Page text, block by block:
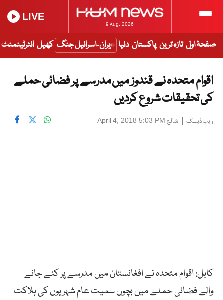
9 Aug, 2026
LIVE
صفحۂ اول تازہ ترین پاکستان دنیا ایران-اسرائیل جنگ کھیل انٹرٹینمنٹ
اقوام متحدہ نے قندوز میں مدرسے پر فضائی حملے
کی تحقیقات شروع کردیں
ویب ڈیسک | شائع April 4, 2018 5:03 PM
کابل: اقوام متحدہ نے افغانستان میں مدرسے پر کئے جانے
والے فضائی حملے میں بچوں سمیت عام شہریوں کی ہلاکت